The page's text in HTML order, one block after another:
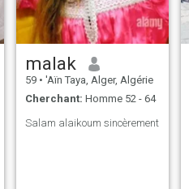
malak
59 • 'Aïn Taya, Alger, Algérie
Cherchant: Homme 52 - 64
Salam alaikoum sincèrement